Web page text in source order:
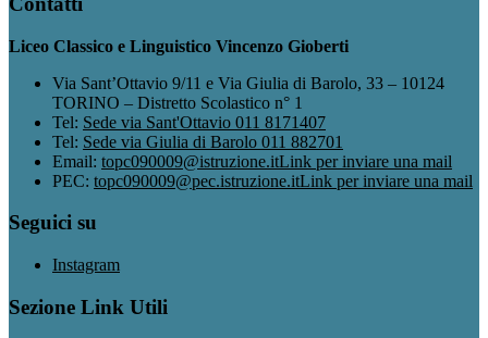
Liceo Classico e Linguistico Vincenzo Gioberti
Via Sant’Ottavio 9/11 e Via Giulia di Barolo, 33 – 10124
TORINO – Distretto Scolastico n° 1
Tel: Sede via Sant'Ottavio 011 8171407
Tel: Sede via Giulia di Barolo 011 882701
Email: topc090009@istruzione.itLink per inviare una mail
PEC: topc090009@pec.istruzione.itLink per inviare una mail
Seguici su
Instagram
Sezione Link Utili